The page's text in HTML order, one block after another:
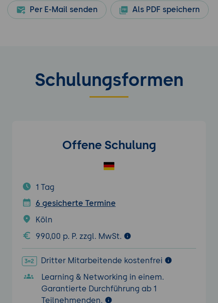
Per E-Mail senden Als PDF speichern
Schulungsformen
Offene Schulung
1 Tag
6 gesicherte Termine
Köln
990,00 p. P. zzgl. MwSt.
Dritter Mitarbeitende kostenfrei
Learning & Networking in einem.
Garantierte Durchführung ab 1
Teilnehmenden.